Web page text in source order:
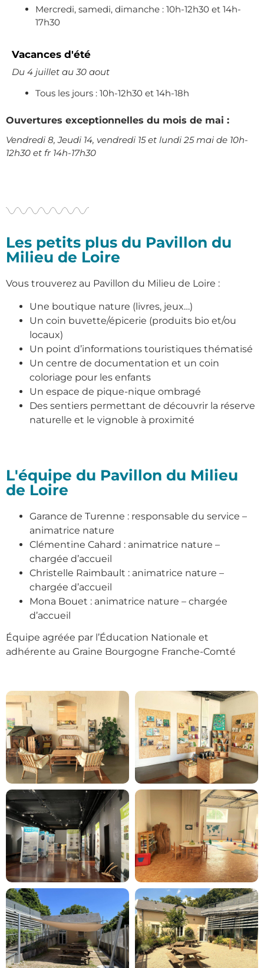
Mercredi, samedi, dimanche : 10h-12h30 et 14h-
17h30
Vacances d'été
Du 4 juillet au 30 aout
Tous les jours : 10h-12h30 et 14h-18h
Ouvertures exceptionnelles du mois de mai :
Vendredi 8, Jeudi 14, vendredi 15 et lundi 25 mai de 10h-
12h30 et fr 14h-17h30
Les petits plus du Pavillon du
Milieu de Loire
Vous trouverez au Pavillon du Milieu de Loire :
Une boutique nature (livres, jeux…)
Un coin buvette/épicerie (produits bio et/ou
locaux)
Un point d’informations touristiques thématisé
Un centre de documentation et un coin
coloriage pour les enfants
Un espace de pique-nique ombragé
Des sentiers permettant de découvrir la réserve
naturelle et le vignoble à proximité
L'équipe du Pavillon du Milieu
de Loire
Garance de Turenne : responsable du service –
animatrice nature
Clémentine Cahard : animatrice nature –
chargée d’accueil
Christelle Raimbault : animatrice nature –
chargée d’accueil
Mona Bouet : animatrice nature – chargée
d’accueil
Équipe agréée par l’Éducation Nationale et
adhérente au Graine Bourgogne Franche-Comté